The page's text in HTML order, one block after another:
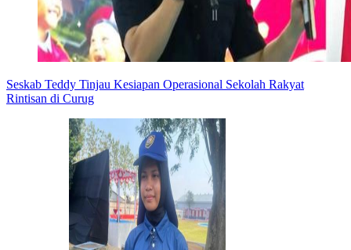
Seskab Teddy Tinjau Kesiapan Operasional Sekolah Rakyat
Rintisan di Curug